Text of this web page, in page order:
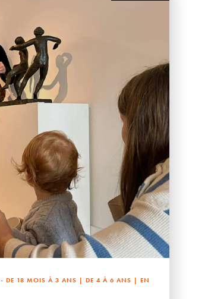
- DE 18 MOIS À 3 ANS | DE 4 À 6 ANS | EN